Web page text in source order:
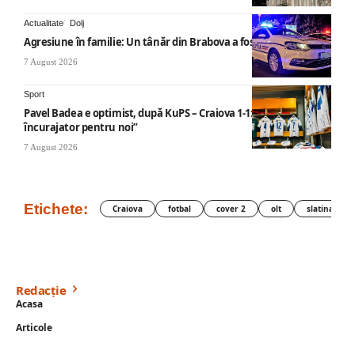
Actualitate Dolj
Agresiune în familie: Un tânăr din Brabova a fost arestat
7 August 2026
Sport
Pavel Badea e optimist, după KuPS – Craiova 1-1: „Un rezultat
încurajator pentru noi”
7 August 2026
Etichete: Craiova fotbal cover 2 olt slatina
Redacție
Acasa
Articole